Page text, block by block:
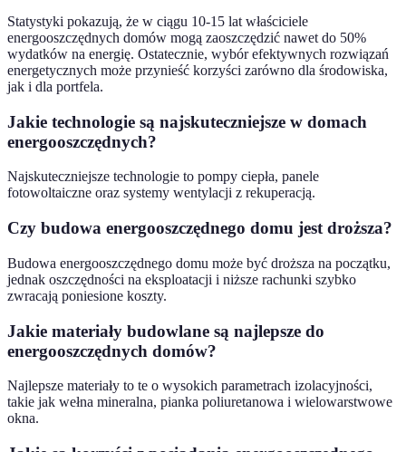
Statystyki pokazują, że w ciągu 10-15 lat właściciele
energooszczędnych domów mogą zaoszczędzić nawet do 50%
wydatków na energię. Ostatecznie, wybór efektywnych rozwiązań
energetycznych może przynieść korzyści zarówno dla środowiska,
jak i dla portfela.
Jakie technologie są najskuteczniejsze w domach
energooszczędnych?
Najskuteczniejsze technologie to pompy ciepła, panele
fotowoltaiczne oraz systemy wentylacji z rekuperacją.
Czy budowa energooszczędnego domu jest droższa?
Budowa energooszczędnego domu może być droższa na początku,
jednak oszczędności na eksploatacji i niższe rachunki szybko
zwracają poniesione koszty.
Jakie materiały budowlane są najlepsze do
energooszczędnych domów?
Najlepsze materiały to te o wysokich parametrach izolacyjności,
takie jak wełna mineralna, pianka poliuretanowa i wielowarstwowe
okna.